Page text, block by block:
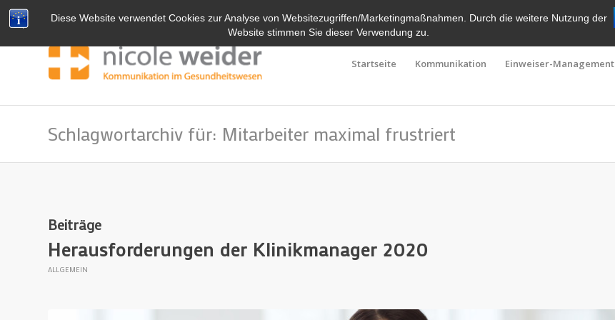
Diese Website verwendet Cookies zur Analyse von Websitezugriffen/Marketingmaßnahmen. Durch die weitere Nutzung der
Website stimmen Sie dieser Verwendung zu.
Startseite Kommunikation Einweiser-Management
Schlagwortarchiv für: Mitarbeiter maximal frustriert
Beiträge
Herausforderungen der Klinikmanager 2020
ALLGEMEIN